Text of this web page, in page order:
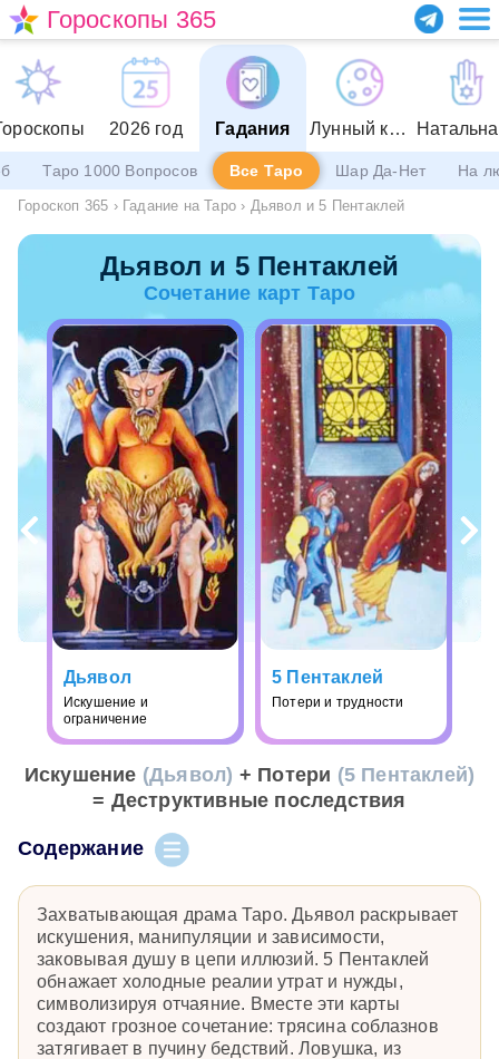
Гороскопы 365
2026 год Гадания Лунный календарь
Таро 1000 Вопросов Все Таро Шар Да-Нет На
Гороскоп 365 › Гадание на Таро › Дьявол и 5 Пентаклей
Дьявол и 5 Пентаклей
Сочетание карт Таро
Дьявол
Искушение и
ограничение
5 Пентаклей
Потери и трудности
Искушение (Дьявол) + Потери (5 Пентаклей)
= Деструктивные последствия
Содержание
Захватывающая драма Таро. Дьявол раскрывает
искушения, манипуляции и зависимости,
заковывая душу в цепи иллюзий. 5 Пентаклей
обнажает холодные реалии утрат и нужды,
символизируя отчаяние. Вместе эти карты
создают грозное сочетание: трясина соблазнов
затягивает в пучину бедствий. Ловушка, из